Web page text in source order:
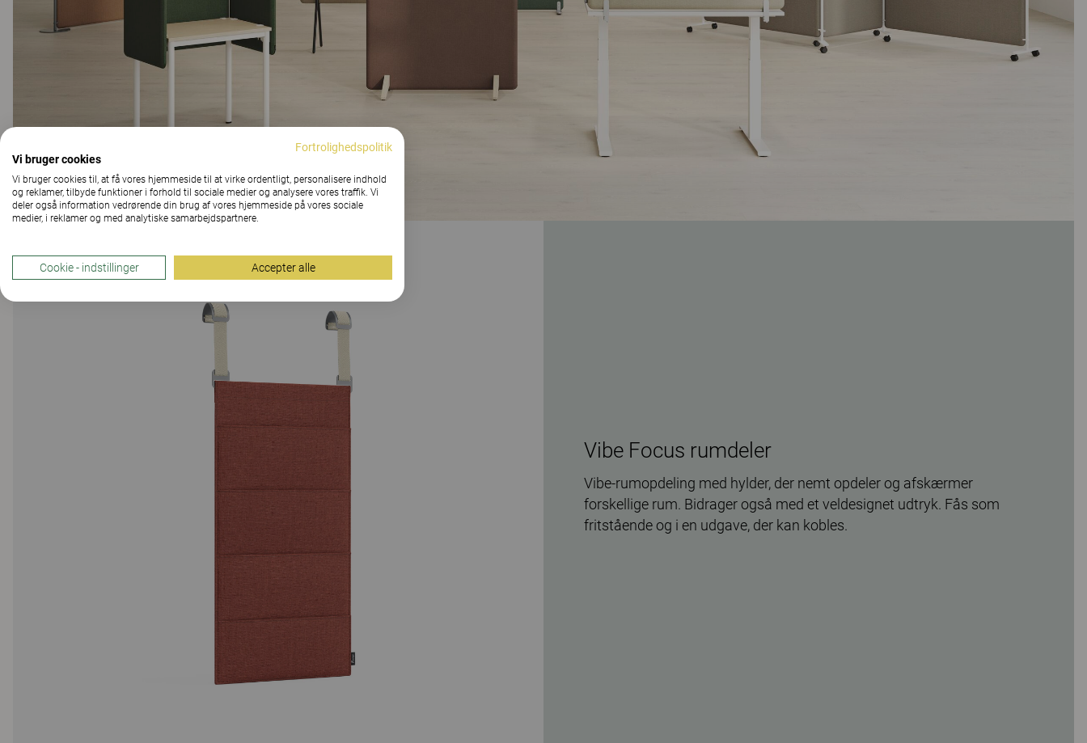
Vibe Focus rumdeler
Vibe-rumopdeling med hylder, der nemt opdeler og afskærmer
forskellige rum. Bidrager også med et veldesignet udtryk. Fås som
fritstående og i en udgave, der kan kobles.
Fortrolighedspolitik
Vi bruger cookies
Vi bruger cookies til, at få vores hjemmeside til at virke ordentligt, personalisere indhold
og reklamer, tilbyde funktioner i forhold til sociale medier og analysere vores traffik. Vi
deler også information vedrørende din brug af vores hjemmeside på vores sociale
medier, i reklamer og med analytiske samarbejdspartnere.
Cookie - indstillinger Accepter alle